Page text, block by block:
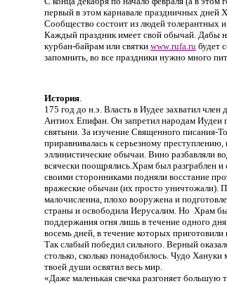
первый в этом карнавале праздничных
Сообщество состоит из людей толерантных
Каждый праздник имеет свой обычай. Дабы
курбан-байрам или святки www.rufa ru будет
запомнить, во все праздники нужно много
История
175 год до н.э. Власть в Иудее захватил
Антиох Епифан. Он запретил народам Иудеи
святыни. За изучение Священного писания-
приравнивалась к серьезному
эллинистические обычаи. Вино разбавляли
всячески поощрялись.Храм был разграблен и
своими сторонниками подняли восстание
вражеские обычаи (их просто уничтожали).
малочисленна, плохо вооружена и
страны и освободила Иерусалим. Но Храм
поддержания огня лишь в течение одного
восемь дней, в течение которых
Так слабый победил сильного. Верный
столько, сколько понадобилось. Чудо
твоей души освятил весь мир.
«Даже маленькая свечка разгоняет большую